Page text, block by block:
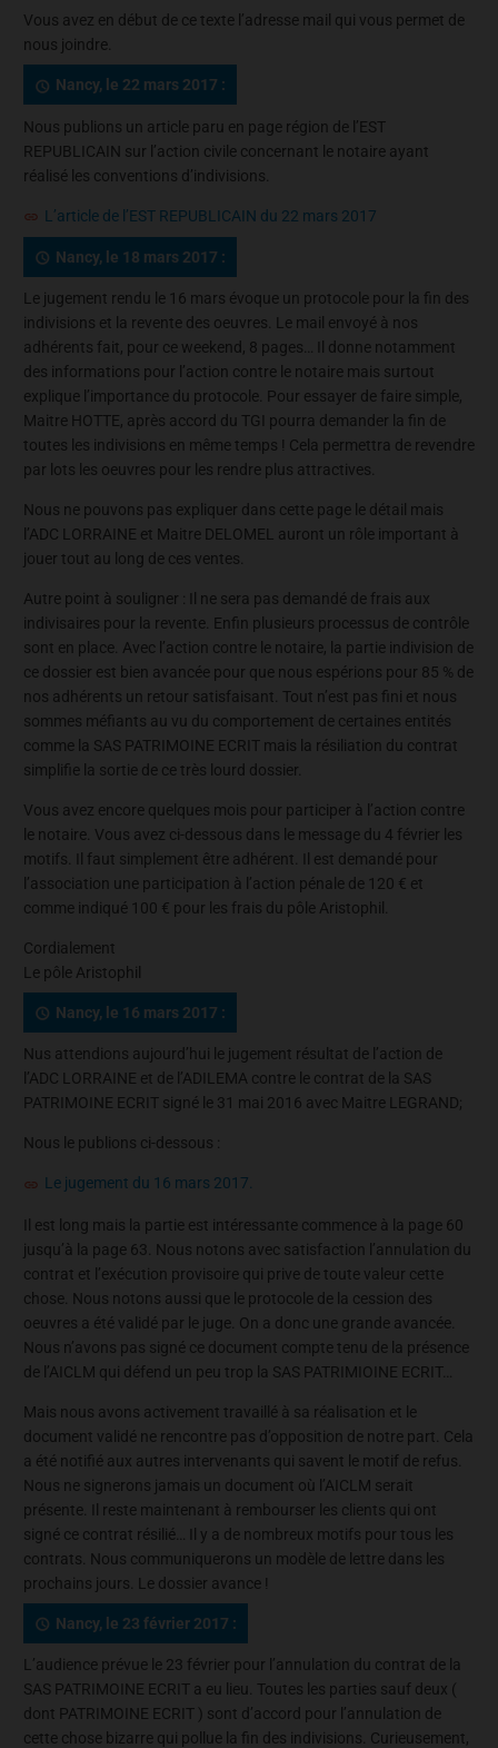
Vous avez en début de ce texte l’adresse mail qui vous permet de
nous joindre.
Nancy, le 22 mars 2017 :
Nous publions un article paru en page région de l’EST
REPUBLICAIN sur l’action civile concernant le notaire ayant
réalisé les conventions d’indivisions.
L’article de l’EST REPUBLICAIN du 22 mars 2017
Nancy, le 18 mars 2017 :
Le jugement rendu le 16 mars évoque un protocole pour la fin des
indivisions et la revente des oeuvres. Le mail envoyé à nos
adhérents fait, pour ce weekend, 8 pages… Il donne notamment
des informations pour l’action contre le notaire mais surtout
explique l’importance du protocole. Pour essayer de faire simple,
Maitre HOTTE, après accord du TGI pourra demander la fin de
toutes les indivisions en même temps ! Cela permettra de revendre
par lots les oeuvres pour les rendre plus attractives.
Nous ne pouvons pas expliquer dans cette page le détail mais
l’ADC LORRAINE et Maitre DELOMEL auront un rôle important à
jouer tout au long de ces ventes.
Autre point à souligner : Il ne sera pas demandé de frais aux
indivisaires pour la revente. Enfin plusieurs processus de contrôle
sont en place. Avec l’action contre le notaire, la partie indivision de
ce dossier est bien avancée pour que nous espérions pour 85 % de
nos adhérents un retour satisfaisant. Tout n’est pas fini et nous
sommes méfiants au vu du comportement de certaines entités
comme la SAS PATRIMOINE ECRIT mais la résiliation du contrat
simplifie la sortie de ce très lourd dossier.
Vous avez encore quelques mois pour participer à l’action contre
le notaire. Vous avez ci-dessous dans le message du 4 février les
motifs. Il faut simplement être adhérent. Il est demandé pour
l’association une participation à l’action pénale de 120 € et
comme indiqué 100 € pour les frais du pôle Aristophil.
Cordialement
Le pôle Aristophil
Nancy, le 16 mars 2017 :
Nus attendions aujourd’hui le jugement résultat de l’action de
l’ADC LORRAINE et de l’ADILEMA contre le contrat de la SAS
PATRIMOINE ECRIT signé le 31 mai 2016 avec Maitre LEGRAND;
Nous le publions ci-dessous :
Le jugement du 16 mars 2017.
Il est long mais la partie est intéressante commence à la page 60
jusqu’à la page 63. Nous notons avec satisfaction l’annulation du
contrat et l’exécution provisoire qui prive de toute valeur cette
chose. Nous notons aussi que le protocole de la cession des
oeuvres a été validé par le juge. On a donc une grande avancée.
Nous n’avons pas signé ce document compte tenu de la présence
de l’AICLM qui défend un peu trop la SAS PATRIMIOINE ECRIT…
Mais nous avons activement travaillé à sa réalisation et le
document validé ne rencontre pas d’opposition de notre part. Cela
a été notifié aux autres intervenants qui savent le motif de refus.
Nous ne signerons jamais un document où l’AICLM serait
présente. Il reste maintenant à rembourser les clients qui ont
signé ce contrat résilié… Il y a de nombreux motifs pour tous les
contrats. Nous communiquerons un modèle de lettre dans les
prochains jours. Le dossier avance !
Nancy, le 23 février 2017 :
L’audience prévue le 23 février pour l’annulation du contrat de la
SAS PATRIMOINE ECRIT a eu lieu. Toutes les parties sauf deux (
dont PATRIMOINE ECRIT ) sont d’accord pour l’annulation de
cette chose bizarre qui pollue la fin des indivisions. Curieusement,